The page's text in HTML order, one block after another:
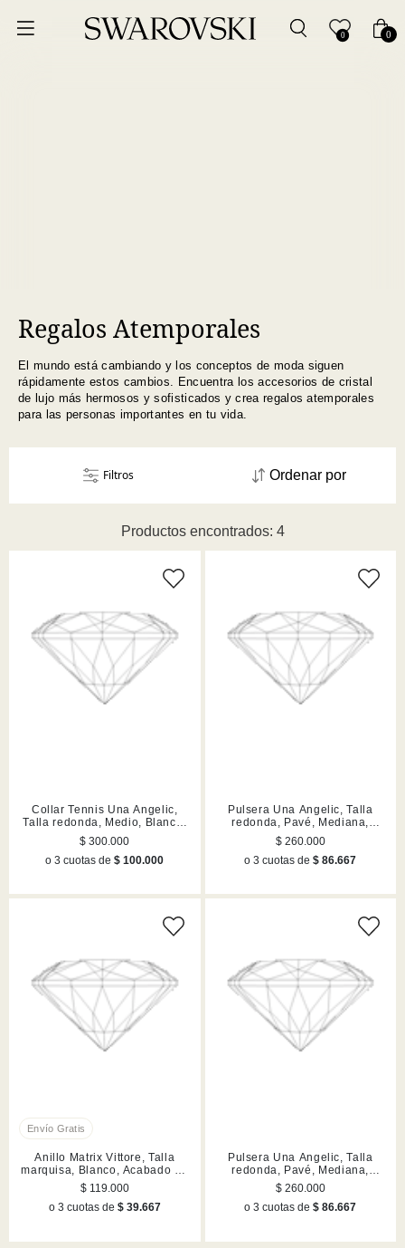
0 0
Regalos Atemporales
El mundo está cambiando y los conceptos de moda siguen
rápidamente estos cambios. Encuentra los accesorios de cristal
de lujo más hermosos y sofisticados y crea regalos atemporales
para las personas importantes en tu vida.
Productos encontrados: 4
Ordenar por
Ordenar por
Fecha de lanzamiento
Mejor descuento
Filtros
Collar Tennis Una Angelic,
Talla redonda, Medio, Blanco,
Acabado en rodio
$ 300.000
o 3 cuotas de$ 100.000
Pulsera Una Angelic, Talla
redonda, Pavé, Mediana,
Blanca, Acabado en tono oro
$ 260.000
o 3 cuotas de$ 86.667
Anillo Matrix Vittore, Talla
marquisa, Blanco, Acabado en
tono oro rosa
$ 119.000
o 3 cuotas de $ 39.667
Pulsera Una Angelic, Talla
redonda, Pavé, Mediana,
Blanca, Acabado en tono oro
rosa
$ 260.000
o 3 cuotas de$ 86.667